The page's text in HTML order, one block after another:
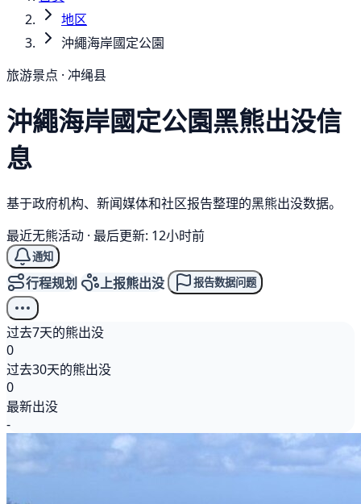
地区
沖繩海岸國定公園
旅游景点 · 冲绳县
沖繩海岸國定公園黑熊出没信
息
基于政府机构、新闻媒体和社区报告整理的黑熊出没数据。
最近无熊活动 · 最后更新: 12小时前
通知
行程规划 上报熊出没 报告数据问题
过去7天的熊出没
0
过去30天的熊出没
0
最新出没
-